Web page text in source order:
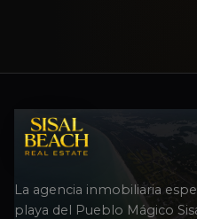
La agencia inmobiliaria
playa del Pueblo Mágico